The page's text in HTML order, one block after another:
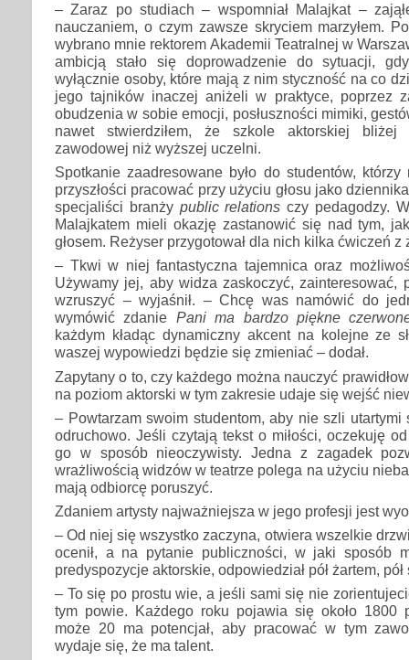
– Zaraz po studiach – wspomniał Malajkat –
nauczaniem, o czym zawsze skryciem marzyłem.
wybrano mnie rektorem Akademii Teatralnej w
ambicją stało się doprowadzenie do sytuacji,
wyłącznie osoby, które mają z nim styczność na co
jego tajników inaczej aniżeli w praktyce, poprzez
obudzenia w sobie emocji, posłuszności mimiki,
nawet stwierdziłem, że szkole aktorskiej bliżej
zawodowej niż wyższej uczelni.
Spotkanie zaadresowane było do studentów,
przyszłości pracować przy użyciu głosu jako
specjaliści branży public relations czy pedagodzy.
Malajkatem mieli okazję zastanowić się nad tym,
głosem. Reżyser przygotował dla nich kilka ćwiczeń
– Tkwi w niej fantastyczna tajemnica oraz
Używamy jej, aby widza zaskoczyć, zainteresować,
wzruszyć – wyjaśnił. – Chcę was namówić do
wymówić zdanie Pani ma bardzo piękne
każdym kładąc dynamiczny akcent na kolejne ze
waszej wypowiedzi będzie się zmieniać – dodał.
Zapytany o to, czy każdego można nauczyć
na poziom aktorski w tym zakresie udaje się wejść
– Powtarzam swoim studentom, aby nie szli utartymi
odruchowo. Jeśli czytają tekst o miłości, oczekuję
go w sposób nieoczywisty. Jedna z zagadek
wrażliwością widzów w teatrze polega na użyciu
mają odbiorcę poruszyć.
Zdaniem artysty najważniejsza w jego profesji jest
– Od niej się wszystko zaczyna, otwiera wszelkie
ocenił, a na pytanie publiczności, w jaki sposób
predyspozycje aktorskie, odpowiedział pół żartem, pół
– To się po prostu wie, a jeśli sami się nie
tym powie. Każdego roku pojawia się około 1800
może 20 ma potencjał, aby pracować w tym
wydaje się, że ma talent.